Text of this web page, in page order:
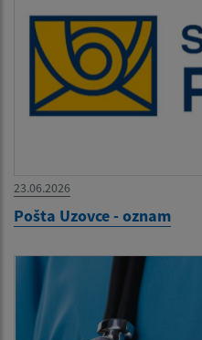
23.06.2026
Pošta Uzovce - oznam